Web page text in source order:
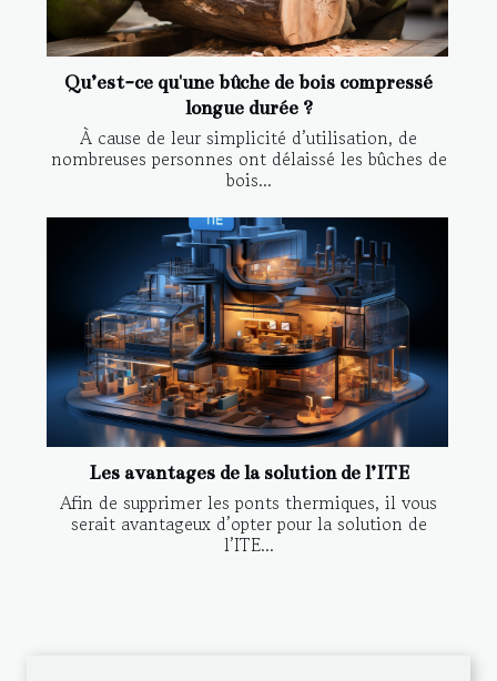
Qu’est-ce qu'une bûche de bois compressé
longue durée ?
À cause de leur simplicité d’utilisation, de
nombreuses personnes ont délaissé les bûches de
bois...
Les avantages de la solution de l’ITE
Afin de supprimer les ponts thermiques, il vous
serait avantageux d’opter pour la solution de
l’ITE...